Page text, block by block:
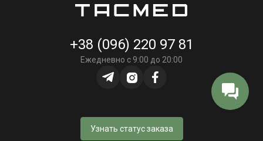
+38 (096) 220 97 81
Ежедневно с 9:00 до 20:00
Узнать статус заказа